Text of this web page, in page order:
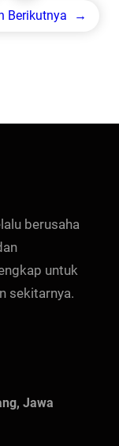
Berikutnya →
berusaha
untuk
sekitarnya.
Jawa